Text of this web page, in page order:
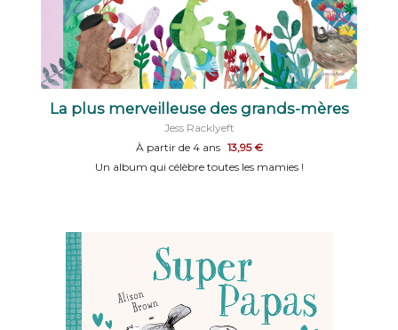
La plus merveilleuse des grands-mères
Jess Racklyeft
À partir de 4 ans 13,95 €
Un album qui célèbre toutes les mamies !